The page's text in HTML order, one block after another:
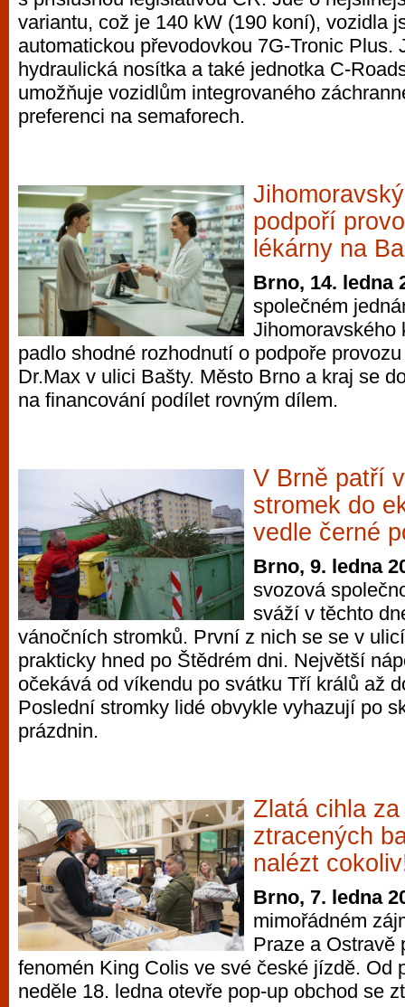
variantu, což je 140 kW (190 koní), vozidla
automatickou převodovkou 7G-Tronic Plus.
hydraulická nosítka a také jednotka C-
umožňuje vozidlům integrovaného
preferenci na semaforech.
podpoří
lékárny na
Brno, 14. ledna
společném
Jihomoravského
padlo shodné rozhodnutí o podpoře
Dr.Max v ulici Bašty. Město Brno a kraj se
na financování podílet rovným dílem.
V Brně patří
stromek do
vedle černé
Brno, 9. ledna
svozová
sváží v těchto
vánočních stromků. První z nich se se v
prakticky hned po Štědrém dni. Největší
očekává od víkendu po svátku Tří králů až
Poslední stromky lidé obvykle vyhazují po
prázdnin.
Zlatá cihla
ztracených
nalézt
Brno, 7. ledna
mimořádném
Praze a Ostravě
fenomén King Colis ve své české jízdě. Od
neděle 18. ledna otevře pop-up obchod se